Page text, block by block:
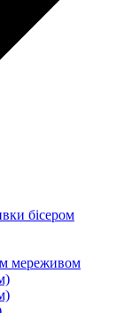
бісером
мереживом